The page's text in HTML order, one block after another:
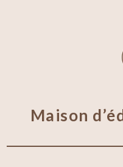
Maison